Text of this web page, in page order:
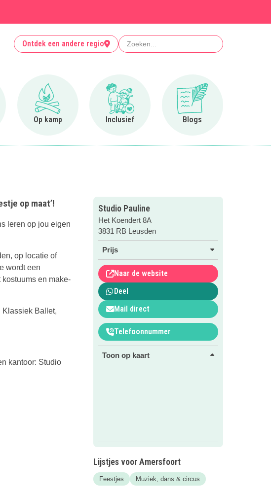
Ontdek een andere regio Zoeken
Clubjes
Op kamp
Ga naar Op kamp
Inclusief
Ga naar Inclusief
Blogs
Ga naar Blogs
op maat’!
leren op jou eigen
op locatie of
wordt een
en make-
Klassiek Ballet,
kantoor: Studio
Studio Pauline
Het Koendert 8A
3831 RB Leusden
Prijs
Naar de website
Deel
Mail direct
Telefoonnummer
Toon op kaart
Lijstjes voor Amersfoort
Feestjes Muziek, dans & circus